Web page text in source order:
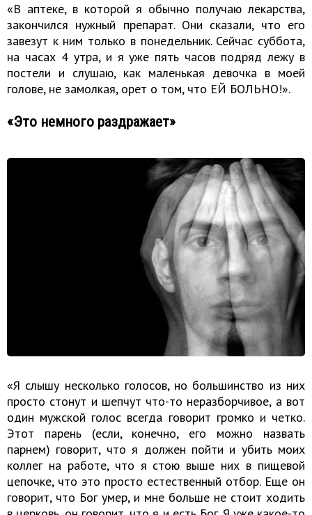
«В аптеке, в которой я обычно получаю лекарства,
закончился нужный препарат. Они сказали, что его
завезут к ним только в понедельник. Сейчас суббота,
на часах 4 утра, и я уже пять часов подряд лежу в
постели и слушаю, как маленькая девочка в моей
голове, не замолкая, орет о том, что ЕЙ БОЛЬНО!».
«Это немного раздражает»
«Я слышу несколько голосов, но большинство из них
просто стонут и шепчут что-то неразборчивое, а вот
один мужской голос всегда говорит громко и четко.
Этот парень (если, конечно, его можно назвать
парнем) говорит, что я должен пойти и убить моих
коллег на работе, что я стою выше них в пищевой
цепочке, что это просто естественный отбор. Еще он
говорит, что Бог умер, и мне больше не стоит ходить